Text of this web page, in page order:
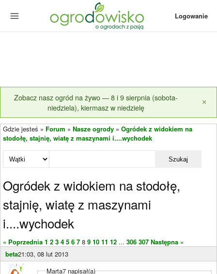
Logowanie
Zobacz nasz ogród na żywo — 8 i 9 sierpnia (sobota-
niedziela), kiermasz w niedzielę
×
Gdzie jesteś » Forum » Nasze ogrody » Ogródek z widokiem na
stodołę, stajnię, wiatę z maszynami i....wychodek
Szukaj
Ogródek z widokiem na stodołę,
stajnię, wiatę z maszynami
i....wychodek
« Poprzednia 1 2 3 4 5 6 7 8 9 10 11 12 ... 306 307 Następna »
beta21:03, 08 lut 2013
Marta7 napisał(a)